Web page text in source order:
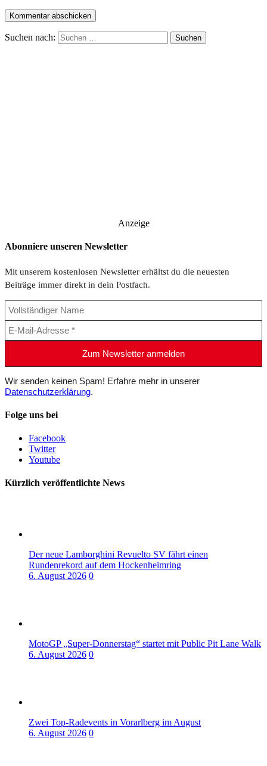
Suchen nach:
Anzeige
Abonniere unseren Newsletter
Mit unserem kostenlosen Newsletter erhältst du die neuesten
Beiträge immer direkt in dein Postfach.
Wir senden keinen Spam! Erfahre mehr in unserer
Datenschutzerklärung.
Folge uns bei
Facebook
Twitter
Youtube
Kürzlich veröffentlichte News
Der neue Lamborghini Revuelto SV fährt einen
Rundenrekord auf dem Hockenheimring
6. August 2026 0
MotoGP „Super-Donnerstag“ startet mit Public Pit Lane Walk
6. August 2026 0
Zwei Top-Radevents in Vorarlberg im August
6. August 2026 0